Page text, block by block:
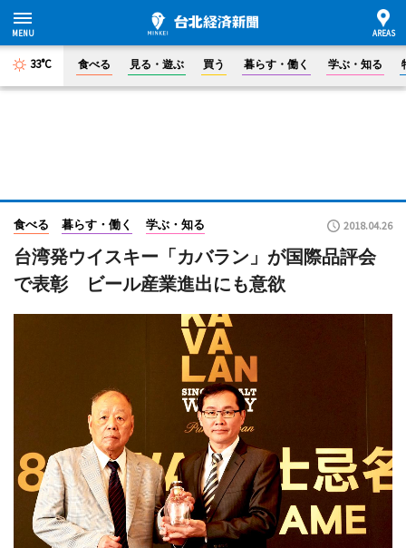
33°C 食べる 見る・遊ぶ 買う 暮らす・働く 学ぶ・知る
食べる 暮らす・働く 学ぶ・知る 2018.04.26
台湾発ウイスキー「カバラン」が国際品評会
で表彰 ビール産業進出にも意欲